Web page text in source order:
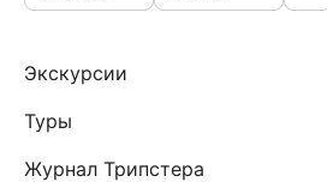
Экскурсии
Туры
Журнал Трипстера